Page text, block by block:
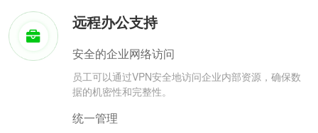
远程办公支持
安全的企业网络访问
员工可以通过VPN安全地访问企业内部资源，确保数
据的机密性和完整性。
统一管理